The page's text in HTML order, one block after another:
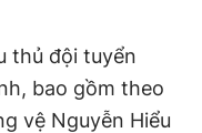
thủ đội tuyển
bao gồm theo
vệ Nguyễn Hiểu